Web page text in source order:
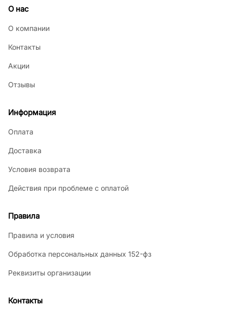
О нас
О компании
Контакты
Акции
Отзывы
Информация
Оплата
Доставка
Условия возврата
Действия при проблеме с оплатой
Правила
Правила и условия
Обработка персональных данных 152-фз
Реквизиты организации
Контакты